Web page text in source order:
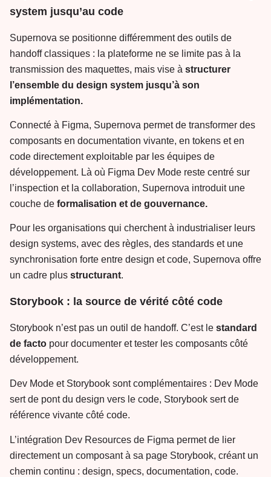
system jusqu’au code
Supernova se positionne différemment des outils de
handoff classiques : la plateforme ne se limite pas à la
transmission des maquettes, mais vise à structurer
l’ensemble du design system jusqu’à son
implémentation.
Connecté à Figma, Supernova permet de transformer des
composants en documentation vivante, en tokens et en
code directement exploitable par les équipes de
développement. Là où Figma Dev Mode reste centré sur
l’inspection et la collaboration, Supernova introduit une
couche de formalisation et de gouvernance.
Pour les organisations qui cherchent à industrialiser leurs
design systems, avec des règles, des standards et une
synchronisation forte entre design et code, Supernova offre
un cadre plus structurant.
Storybook : la source de vérité côté code
Storybook n’est pas un outil de handoff. C’est le standard
de facto pour documenter et tester les composants côté
développement.
Dev Mode et Storybook sont complémentaires : Dev Mode
sert de pont du design vers le code, Storybook sert de
référence vivante côté code.
L’intégration Dev Resources de Figma permet de lier
directement un composant à sa page Storybook, créant un
chemin continu : design, specs, documentation, code.